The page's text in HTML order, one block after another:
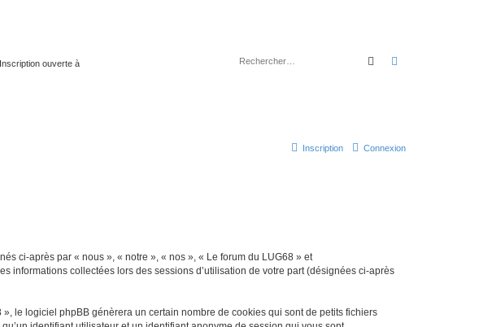
ouverte à
Rechercher
Connexion
Inscription
ci-après par « nous », « notre », « nos », « Le forum du LUG68 » et
informations collectées lors des sessions d’utilisation de votre part (désignées ci-après
le logiciel phpBB génèrera un certain nombre de cookies qui sont de petits fichiers